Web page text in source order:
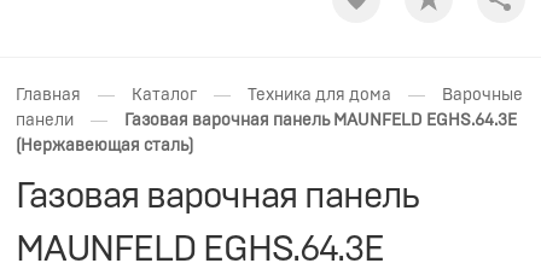
Главная — Каталог — Техника для дома —
Варочные
панели
—
Газовая варочная панель MAUNFELD EGHS.64.3E
(Нержавеющая сталь)
Газовая варочная панель
MAUNFELD EGHS.64.3E